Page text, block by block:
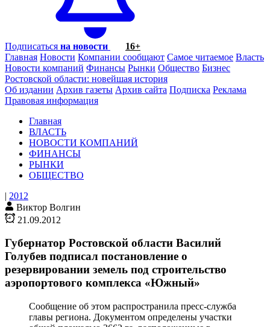
Подписаться на новости
16+
Главная Новости Компании сообщают Самое читаемое Власть
Новости компаний Финансы Рынки Общество Бизнес
Ростовской области: новейшая история
Об издании Архив газеты Архив сайта Подписка Реклама
Правовая информация
Главная
ВЛАСТЬ
НОВОСТИ КОМПАНИЙ
ФИНАНСЫ
РЫНКИ
ОБЩЕСТВО
| 2012
Виктор Волгин
21.09.2012
Губернатор Ростовской области Василий
Голубев подписал постановление о
резервировании земель под строительство
аэропортового комплекса «Южный»
Сообщение об этом распространила пресс-служба
главы региона. Документом определены участки